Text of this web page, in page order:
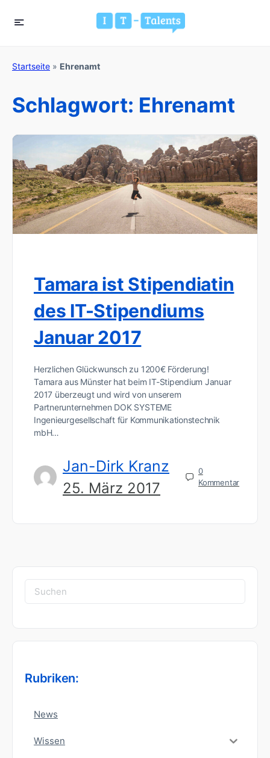
Startseite » Ehrenamt
Schlagwort: Ehrenamt
Tamara ist Stipendiatin
des IT-Stipendiums
Januar 2017
Herzlichen Glückwunsch zu 1200€ Förderung!
Tamara aus Münster hat beim IT-Stipendium Januar
2017 überzeugt und wird von unserem
Partnerunternehmen DOK SYSTEME
Ingenieurgesellschaft für Kommunikationstechnik
mbH…
Jan-Dirk Kranz
25. März 2017
0
Kommentar
Suchen
nach:
Rubriken:
News
Wissen